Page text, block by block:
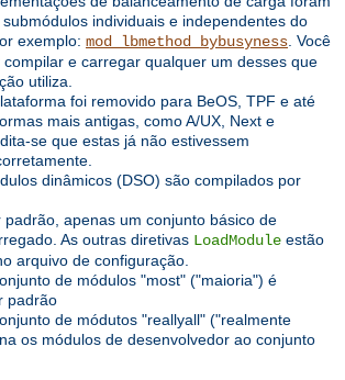
individuais e independentes do
exemplo: mod_lbmethod_bybusyness . Você
compilar e carregar qualquer um desses que
utiliza.
foi removido para BeOS, TPF e até
mais antigas, como A/UX, Next e
se que estas já não estivessem
dinâmicos (DSO) são compilados por
padrão, apenas um conjunto básico de
As outras diretivas LoadModule estão
arquivo de configuração.
de módulos "most" ("maioria") é
padrão
de módutos "reallyall" ("realmente
os módulos de desenvolvedor ao conjunto